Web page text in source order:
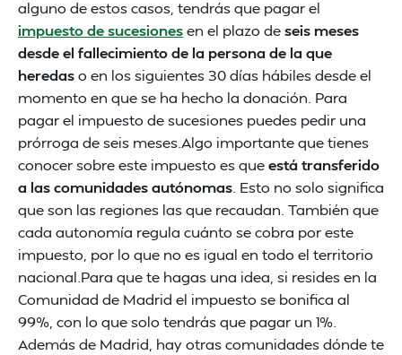
alguno de estos casos, tendrás que pagar el
impuesto de sucesionesen el plazo deseis meses
desde el fallecimiento de la persona de la que
heredaso en los siguientes 30 días hábiles desde el
momento en que se ha hecho la donación. Para
pagar el impuesto de sucesiones puedes pedir una
prórroga de seis meses.Algo importante que tienes
conocer sobre este impuesto es queestá transferido
a las comunidades autónomas . Esto no solo significa
que son las regiones las que recaudan. También que
cada autonomía regula cuánto se cobra por este
impuesto, por lo que no es igual en todo el territorio
nacional.Para que te hagas una idea, si resides en la
Comunidad de Madrid el impuesto se bonifica al
99%, con lo que solo tendrás que pagar un 1%.
Además de Madrid, hay otras comunidades dónde te